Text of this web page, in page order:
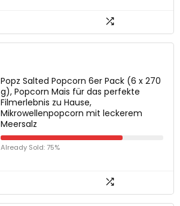
Popz Salted Popcorn 6er Pack (6 x 270
g), Popcorn Mais für das perfekte
Filmerlebnis zu Hause,
Mikrowellenpopcorn mit leckerem
Meersalz
Already Sold: 75%